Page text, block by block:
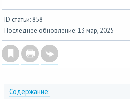
ID статьи: 858
Последнее обновление: 13 мар, 2025
Содержание: